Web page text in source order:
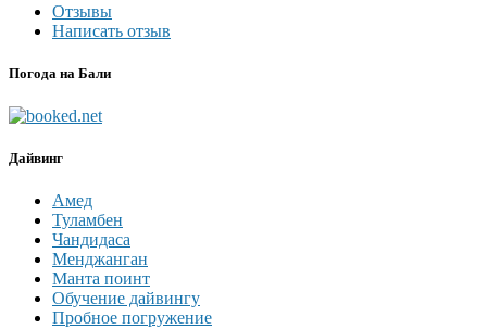
Отзывы
Написать отзыв
Погода на Бали
Дайвинг
Амед
Туламбен
Чандидаса
Менджанган
Манта поинт
Обучение дайвингу
Пробное погружение